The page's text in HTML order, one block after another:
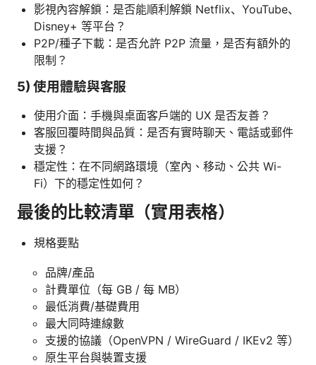
影視內容解鎖：是否能順利解鎖 Netflix、YouTube、
Disney+ 等平台？
P2P/種子下載：是否允許 P2P 流量，是否有額外的
限制？
5) 使用體驗與客服
使用介面：手機與桌面客戶端的 UX 是否友善？
客服回覆時間與品質：是否有實時聊天、電話或郵件
支援？
穩定性：在不同網路環境（室內、移动、公共 Wi-
Fi）下的穩定性如何？
最後的比較清單（實用表格）
規格要點
品牌/產品
計費單位（每 GB / 每 MB）
最低消費/基礎費用
最大同時連線數
支援的協議（OpenVPN / WireGuard / IKEv2 等）
原生平台與裝置支援